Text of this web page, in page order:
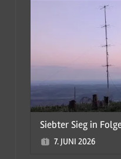
Siebter Sieg in
7. JUNI 2026